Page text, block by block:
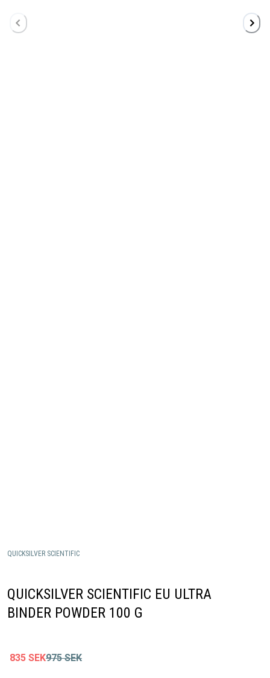
QUICKSILVER SCIENTIFIC
QUICKSILVER SCIENTIFIC EU ULTRA
BINDER POWDER 100 G
835 SEK975 SEK